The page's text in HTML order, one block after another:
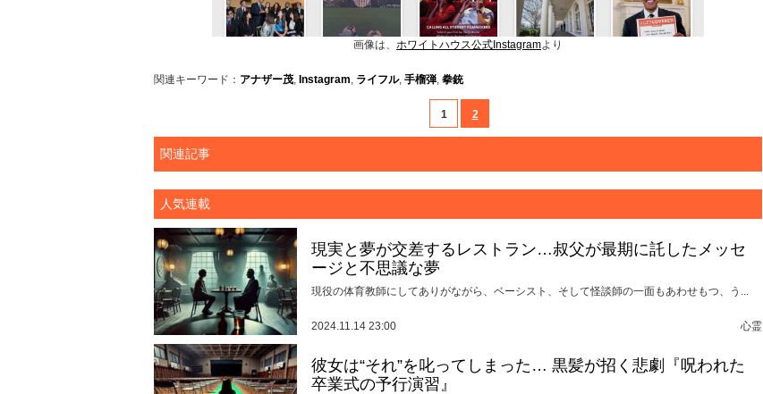
画像は、 ホワイトハウス公式Instagramより
関連キーワード： アナザー茂 Instagram ライフル, 手榴弾 拳銃
1 2
関連記事
人気連載
現実と夢が交差するレストラン…叔父が最期に託したメッセ
ージと不思議な夢
現役の体育教師にしてありがながら、ベーシスト、そして怪談師の一面もあわせもつ、う...
2024.11.14 23:00 心霊
彼女は“それ”を叱ってしまった… 黒髪が招く悲劇『呪われた
卒業式の予行演習』